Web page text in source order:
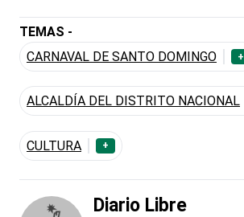
TEMAS -
CARNAVAL DE SANTO DOMINGO
+
ALCALDÍA DEL DISTRITO NACIONAL
CULTURA +
Diario Libre